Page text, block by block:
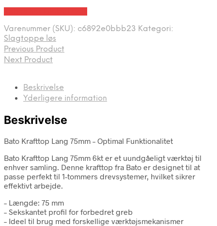
Varenummer (SKU): c6892e0bbb23 Kategori:
Slagtoppe løs
Previous Product
Next Product
Beskrivelse
Yderligere information
Beskrivelse
Bato Krafttop Lang 75mm – Optimal Funktionalitet
Bato Krafttop Lang 75mm 6kt er et uundgåeligt værktøj til
enhver samling. Denne krafttop fra Bato er designet til at
passe perfekt til 1-tommers drevsystemer, hvilket sikrer
effektivt arbejde.
– Længde: 75 mm
– Sekskantet profil for forbedret greb
– Ideel til brug med forskellige værktøjsmekanismer